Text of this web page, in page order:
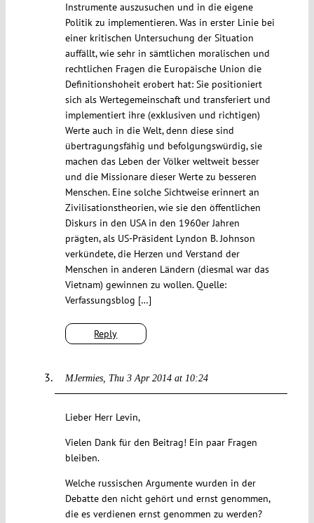
Reply
Instrumente auszusuchen und in die eigene
Politik zu implementieren. Was in erster Linie bei
einer kritischen Untersuchung der Situation
auffällt, wie sehr in sämtlichen moralischen und
rechtlichen Fragen die Europäische Union die
Definitionshoheit erobert hat: Sie positioniert
sich als Wertegemeinschaft und transferiert und
implementiert ihre (exklusiven und richtigen)
Werte auch in die Welt, denn diese sind
übertragungsfähig und befolgungswürdig, sie
machen das Leben der Völker weltweit besser
und die Missionare dieser Werte zu besseren
Menschen. Eine solche Sichtweise erinnert an
Zivilisationstheorien, wie sie den öffentlichen
Diskurs in den USA in den 1960er Jahren
prägten, als US-Präsident Lyndon B. Johnson
verkündete, die Herzen und Verstand der
Menschen in anderen Ländern (diesmal war das
Vietnam) gewinnen zu wollen. Quelle:
Verfassungsblog […]
MJermies Thu 3 Apr 2014 at 10:24
Lieber Herr Levin,
Vielen Dank für den Beitrag! Ein paar Fragen
bleiben.
Welche russischen Argumente wurden in der
Debatte den nicht gehört und ernst genommen,
die es verdienen ernst genommen zu werden?